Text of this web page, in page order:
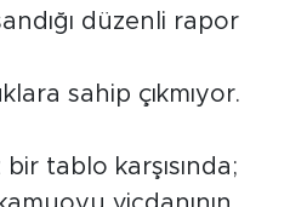
düzenli rapor
sahip çıkmıyor.
tablo karşısında;